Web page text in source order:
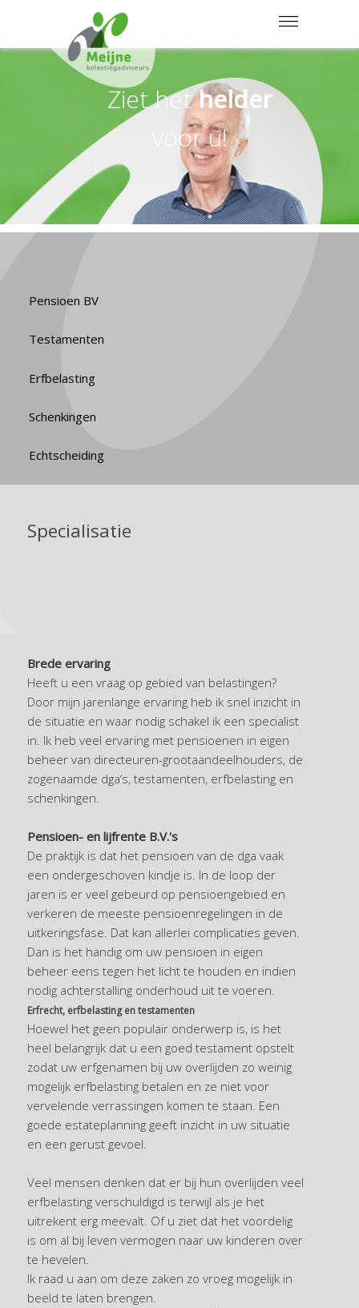
MENU
Ziet hethelder
voor u!
Pensioen BV
Testamenten
Erfbelasting
Schenkingen
Echtscheiding
Specialisatie
Brede ervaring
Heeft u een vraag op gebied van belastingen?
Door mijn jarenlange ervaring heb ik snel inzicht in
de situatie en waar nodig schakel ik een specialist
in. Ik heb veel ervaring met pensioenen in eigen
beheer van directeuren-grootaandeelhouders, de
zogenaamde dga’s, testamenten, erfbelasting en
schenkingen.
Pensioen- en lijfrente B.V.'s
De praktijk is dat het pensioen van de dga vaak
een ondergeschoven kindje is. In de loop der
jaren is er veel gebeurd op pensioengebied en
verkeren de meeste pensioenregelingen in de
uitkeringsfase. Dat kan allerlei complicaties geven.
Dan is het handig om uw pensioen in eigen
beheer eens tegen het licht te houden en indien
nodig achterstalling onderhoud uit te voeren.
Erfrecht, erfbelasting en testamenten
Hoewel het geen populair onderwerp is, is het
heel belangrijk dat u een goed testament opstelt
zodat uw erfgenamen bij uw overlijden zo weinig
mogelijk erfbelasting betalen en ze niet voor
vervelende verrassingen komen te staan. Een
goede estateplanning geeft inzicht in uw situatie
en een gerust gevoel.
Veel mensen denken dat er bij hun overlijden veel
erfbelasting verschuldigd is terwijl als je het
uitrekent erg meevalt. Of u ziet dat het voordelig
is om al bij leven vermogen naar uw kinderen over
te hevelen.
Ik raad u aan om deze zaken zo vroeg mogelijk in
beeld te laten brengen.